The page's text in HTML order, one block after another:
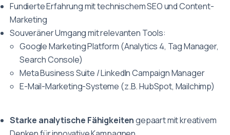
Fundierte Erfahrung mit technischem SEO und Content-
Marketing
Souveräner Umgang mit relevanten Tools:
Google Marketing Platform (Analytics 4, Tag Manager,
Search Console)
Meta Business Suite / LinkedIn Campaign Manager
E-Mail-Marketing-Systeme (z.B. HubSpot, Mailchimp)
Starke analytische Fähigkeitengepaart mit kreativem